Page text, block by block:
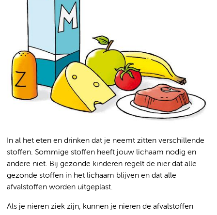
In al het eten en drinken dat je neemt zitten verschillende
stoffen. Sommige stoffen heeft jouw lichaam nodig en
andere niet. Bij gezonde kinderen regelt de nier dat alle
gezonde stoffen in het lichaam blijven en dat alle
afvalstoffen worden uitgeplast.
Als je nieren ziek zijn, kunnen je nieren de afvalstoffen